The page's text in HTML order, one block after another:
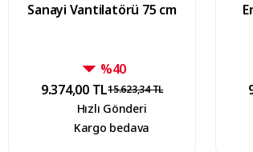
Sanayi Vantilatörü 75 cm
%40
9.374,00 TL15.623,34 TL
Hızlı Gönderi
Kargo bedava